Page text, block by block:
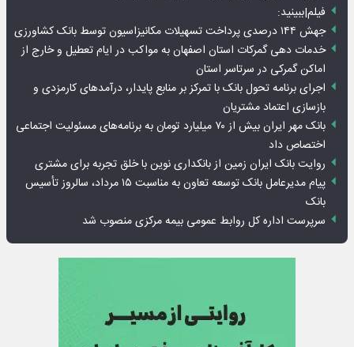
فیلم|ببینید:
جهش ۱۴۴ درصدی پرداخت تسهیلات مکانیزاسیون توسط بانک کشاورزی
خدمات دهی گمرکات استان اصفهان به مواکب در ایام تعطیل و خارج از
اماکن گمرکی در سرتاسر استان
اجرای برنامه تحول بانک با تمرکز بر منابع پایدار، درآمدهای کارمزدی و
بازسازی اعتماد مشتریان
بانک مهر ایران بیش از ۷۰ میلیارد تومان به برنامه‌های مسئولیت اجتماعی
اختصاص داد
روایت بانک ایران زمین از بانکداری نوین با خلق تجربه برای مشتری
پیام مدیرعامل بانک توسعه تعاون به مناسبت ۱۵ مرداد، سالروز تأسیس
بانک
سرپرست اداره کل روابط عمومی بیمه مرکزی منصوب شد